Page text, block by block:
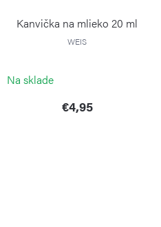
Kanvička na mlieko 20 ml
WEIS
Na sklade
€4,95